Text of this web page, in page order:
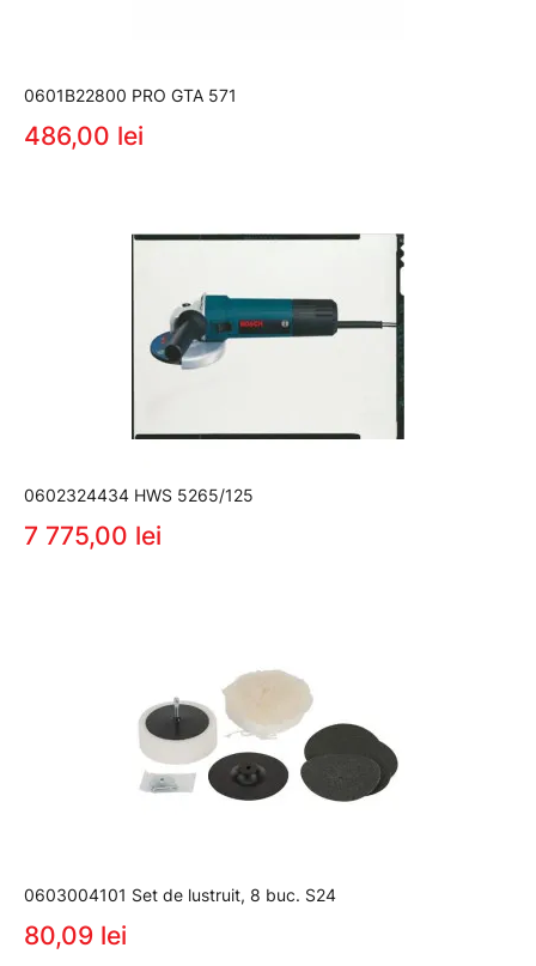
0601B22800 PRO GTA 571
486,00 lei
0602324434 HWS 5265/125
7 775,00 lei
0603004101 Set de lustruit, 8 buc. S24
80,09 lei